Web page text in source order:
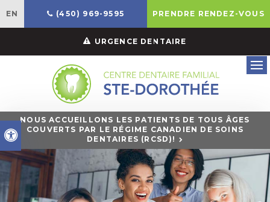
Version accessible
EN (450) 969-9595 PRENDRE RENDEZ-VOUS
URGENCE DENTAIRE
NOUS ACCUEILLONS LES PATIENTS DE TOUS ÂGES
COUVERTS PAR LE RÉGIME CANADIEN DE SOINS
DENTAIRES (RCSD)!